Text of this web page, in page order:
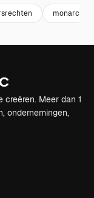
monarchie
Meer dan 1
ondernemingen,